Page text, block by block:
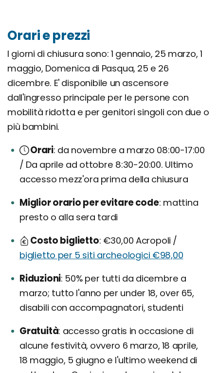
Orari e prezzi
I giorni di chiusura sono: 1 gennaio, 25 marzo, 1
maggio, Domenica di Pasqua, 25 e 26
dicembre. E' disponibile un ascensore
dall'ingresso principale per le persone con
mobilità ridotta e per genitori singoli con due o
più bambini.
Orari da novembre a marzo 08:00-17:00
/ Da aprile ad ottobre 8:30-20:00. Ultimo
accesso mezz'ora prima della chiusura
Miglior orario per evitare code mattina
presto o alla sera tardi
Costo biglietto €30,00 Acropoli /
biglietto per 5 siti archeologici €98,00
Riduzioni 50% per tutti da dicembre a
marzo; tutto l'anno per under 18, over 65,
disabili con accompagnatori, studenti
Gratuità accesso gratis in occasione di
alcune festività, ovvero 6 marzo, 18 aprile,
18 maggio, 5 giugno e l'ultimo weekend di